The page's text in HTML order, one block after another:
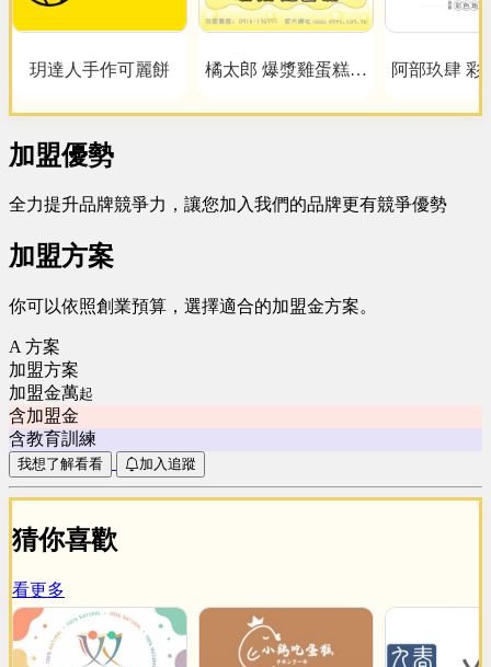
玥達人手作可麗餅
橘太郎 爆漿雞蛋糕日
阿部玖肆 彩
加盟優勢
全力提升品牌競爭力，讓您加入我們的品牌更有競爭優勢
加盟方案
你可以依照創業預算，選擇適合的加盟金方案。
A 方案
加盟方案
加盟金萬起
含加盟金
含教育訓練
我想了解看看 加入追蹤
猜你喜歡
看更多